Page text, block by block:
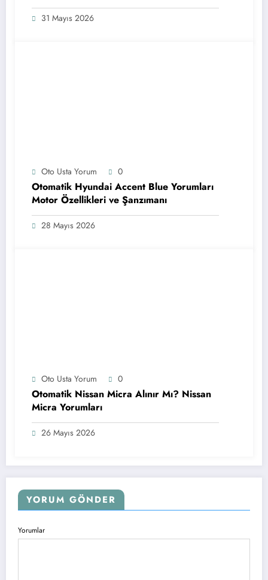
31 Mayıs 2026
Oto Usta Yorum 0
Otomatik Hyundai Accent Blue Yorumları
Motor Özellikleri ve Şanzımanı
28 Mayıs 2026
Oto Usta Yorum 0
Otomatik Nissan Micra Alınır Mı? Nissan
Micra Yorumları
26 Mayıs 2026
YORUM GÖNDER
Yorumlar